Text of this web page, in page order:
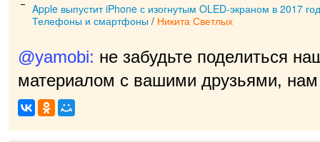
Apple выпустит iPhone с изогнутым OLED-экраном в 2017
Телефоны и смартфоны / Никита Светлых
@yamobi: не забудьте поделиться
материалом с вашими друзьями, нам
прия|